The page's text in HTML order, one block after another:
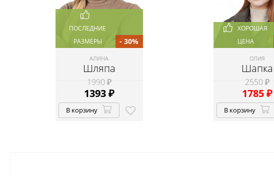
ПОСЛЕДНИЕ
РАЗМЕРЫ
АЛИНА
Шляпа
1990 ₽
1393₽
- 30%
В корзину
ХОРОШАЯ
ЦЕНА
ОЛИЯ
Шапка
2550 ₽
1785₽
В корзину